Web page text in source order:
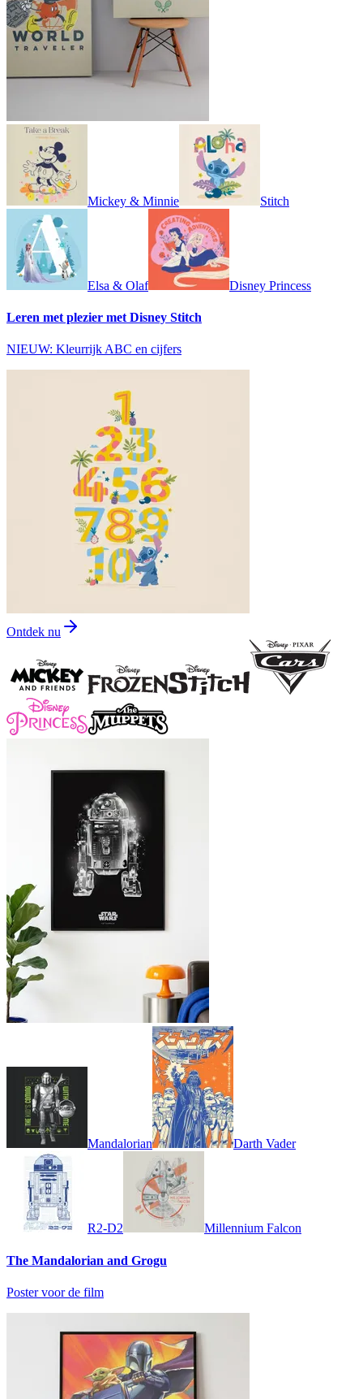
Mickey & Minnie Stitch
Elsa & Olaf Disney Princess
Leren met plezier met Disney Stitch
NIEUW: Kleurrijk ABC en cijfers
Ontdek nu
Mandalorian Darth Vader
R2-D2 Millennium Falcon
The Mandalorian and Grogu
Poster voor de film